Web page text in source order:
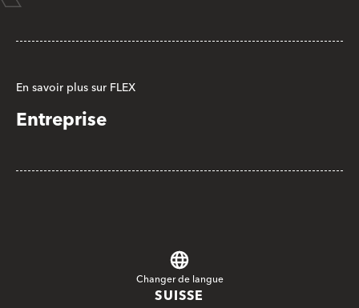
En savoir plus sur FLEX
Entreprise
Changer de langue
SUISSE